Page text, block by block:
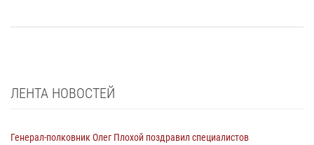
ЛЕНТА НОВОСТЕЙ
Генерал-полковник Олег Плохой поздравил специалистов